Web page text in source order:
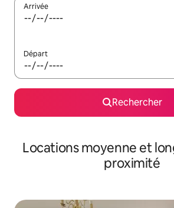
Arrivée
Départ
Rechercher
Locations moyenne et
proximité